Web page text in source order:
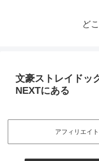
ど
文豪ストレイドッ
NEXTにある
アフィリエイ